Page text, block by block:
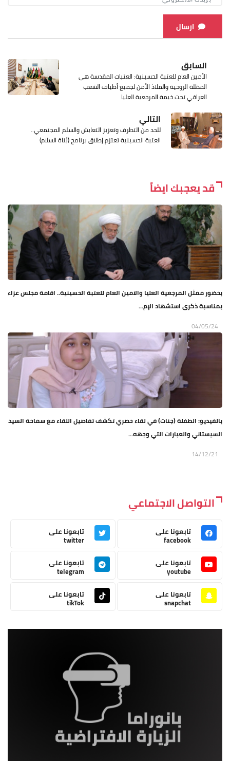
ارسال
السابق
الأمين العام للعتبة الحسينية: العتبات المقدسة هي
المظلة الروحية والملاذ الأمن لجميع أطياف الشعب
العراقي تحت خيمة المرجعية العليا
التالي
للحد من التطرف وتعزيز التعايش والسلم المجتمعي..
العتبة الحسينية تعتزم إطلاق برنامج (بُناة السلام)
قد يعجبك ايضاً
بحضور ممثل المرجعية العليا والامين العام للعتبة الحسينية.. اقامة مجلس عزاء
بمناسبة ذكرى استشهاد الإم...
04/05/24
بالفيديو: الطفلة (جنات) في لقاء حصري تكشف تفاصيل اللقاء مع سماحة السيد
السيستاني والعبارات التي وجهه...
14/12/21
التواصل الاجتماعي
تابعونا على
facebook
تابعونا على
twitter
تابعونا على
youtube
تابعونا على
telegram
تابعونا على
snapchat
تابعونا على
tikTok